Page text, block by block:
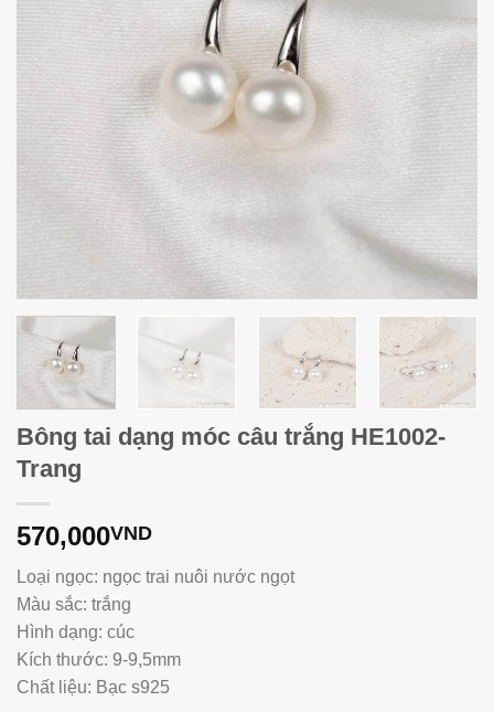
Bông tai dạng móc câu trắng HE1002-
Trang
570,000VND
Loại ngọc: ngọc trai nuôi nước ngọt
Màu sắc: trắng
Hình dạng: cúc
Kích thước: 9-9,5mm
Chất liệu: Bạc s925